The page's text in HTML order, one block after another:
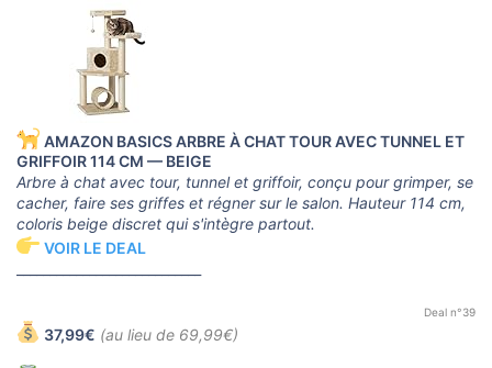
AMAZON BASICS ARBRE À CHAT TOUR AVEC TUNNEL ET
GRIFFOIR 114 CM — BEIGE
Arbre à chat avec tour, tunnel et griffoir, conçu pour grimper, se
cacher, faire ses griffes et régner sur le salon. Hauteur 114 cm,
coloris beige discret qui s'intègre partout.
VOIR LE DEAL
Deal n°39
37,99€ (au lieu de 69,99€)